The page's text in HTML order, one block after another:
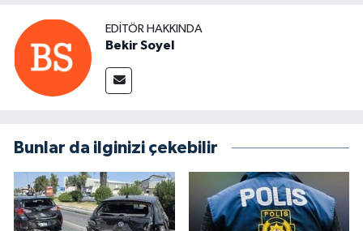
EDITÖR HAKKINDA
Bekir Soyel
Bunlar da ilginizi çekebilir